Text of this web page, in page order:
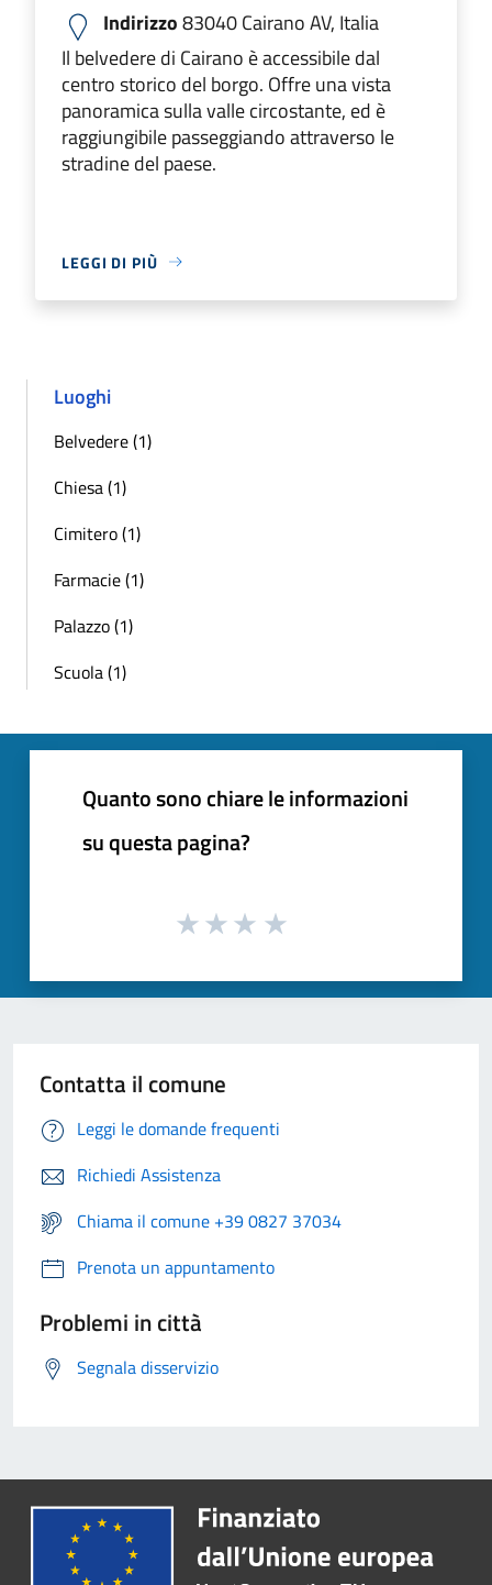
Indirizzo83040 Cairano AV, Italia
Il belvedere di Cairano è accessibile dal
centro storico del borgo. Offre una vista
panoramica sulla valle circostante, ed è
raggiungibile passeggiando attraverso le
stradine del paese.
LEGGI DI PIÙ
Luoghi
Belvedere (1)
Chiesa (1)
Cimitero (1)
Farmacie (1)
Palazzo (1)
Scuola (1)
Quanto sono chiare le informazioni
su questa pagina?
Contatta il comune
Leggi le domande frequenti
Richiedi Assistenza
Chiama il comune +39 0827 37034
Prenota un appuntamento
Problemi in città
Segnala disservizio